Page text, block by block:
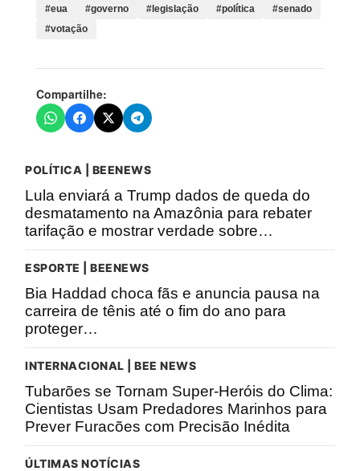
#eua
#governo #legislação #política
#senado
#votação
Compartilhe:
POLÍTICA | BEENEWS
Lula enviará a Trump dados de queda do
desmatamento na Amazônia para rebater
tarifação e mostrar verdade sobre…
ESPORTE | BEENEWS
Bia Haddad choca fãs e anuncia pausa na
carreira de tênis até o fim do ano para
proteger…
INTERNACIONAL | BEE NEWS
Tubarões se Tornam Super-Heróis do Clima:
Cientistas Usam Predadores Marinhos para
Prever Furacões com Precisão Inédita
ÚLTIMAS NOTÍCIAS